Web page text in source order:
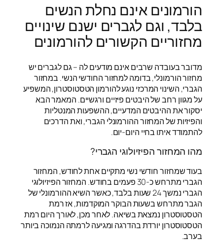
הורמונים אינם נחלת הנשים
בלבד, וגם לגברים ישנם שינויים
מחזוריים הקשורים להורמונים
מדובר בעובדה שרבים אינם מודעים לה – גם לגברים יש
מחזור הורמונלי, בדומה למחזור החודשי הנשי. במחזור
הגברי, השינוי המרכזי נוגע להורמון הטסטוסטרון, המשפיע
על מגוון רחב של היבטים פיזיים ורגשיים. המאמר הבא
יסקור את ההיבטים המדעיים, ההשפעות המנטליות
והפיזיות של המחזור ההורמונלי הגברי, ואת הדרכים
להתמודד איתו בחיי היום-יום.
מהו המחזור הפיזיולוגי הגברי?
בעוד שמחזור חודשי נשי מתקיים אחת לחודש, המחזור
הגברי מתרחש כ-30 פעמים בחודש. המחזור הפיזיולוגי
הגברי נמשך 24 שעות בלבד, כאשר השיא ההורמונלי של
הגבר מתרחש בשעות הבוקר המוקדמות, אז רמת
הטסטוסטרון נמצאת בשיאה. לאחר מכן, לאורך היום רמת
הטסטוסטרון יורדת בהדרגה ומגיעה לרמתה הנמוכה ביותר
בערב.